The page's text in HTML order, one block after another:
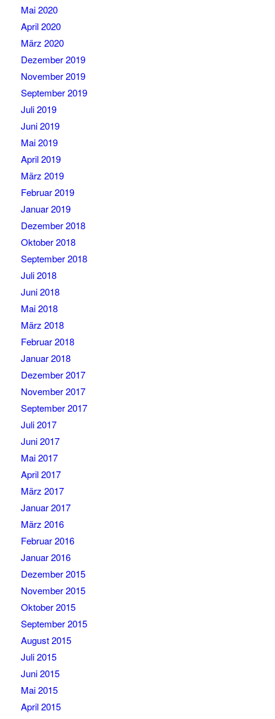
Mai 2020
April 2020
März 2020
Dezember 2019
November 2019
September 2019
Juli 2019
Juni 2019
Mai 2019
April 2019
März 2019
Februar 2019
Januar 2019
Dezember 2018
Oktober 2018
September 2018
Juli 2018
Juni 2018
Mai 2018
März 2018
Februar 2018
Januar 2018
Dezember 2017
November 2017
September 2017
Juli 2017
Juni 2017
Mai 2017
April 2017
März 2017
Januar 2017
März 2016
Februar 2016
Januar 2016
Dezember 2015
November 2015
Oktober 2015
September 2015
August 2015
Juli 2015
Juni 2015
Mai 2015
April 2015